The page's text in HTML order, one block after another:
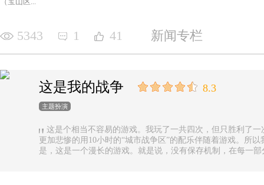
5343 1 41 新闻专栏
这是我的战争 8.3
主题扮演
这是个相当不容易的游戏。我玩了一共四次，但只胜利了
更加悲惨的用10小时的“城市战争区”的配乐伴随着游戏。所
是，这是一个漫长的游戏。就是说，没有保存机制，在每一